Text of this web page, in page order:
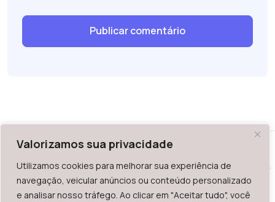
Valorizamos sua privacidade
Utilizamos cookies para melhorar sua experiência de
navegação, veicular anúncios ou conteúdo personalizado
e analisar nosso tráfego. Ao clicar em "Aceitar tudo", você
WAZ - Av. do Contorno 2939, lojas 1 a 7, Belo Horizonte, MG -
Brasil. CEP: 30.110-013
Telefone: +55 (31) 2126-6666 | CNPJ: 06.036.939/0001-92